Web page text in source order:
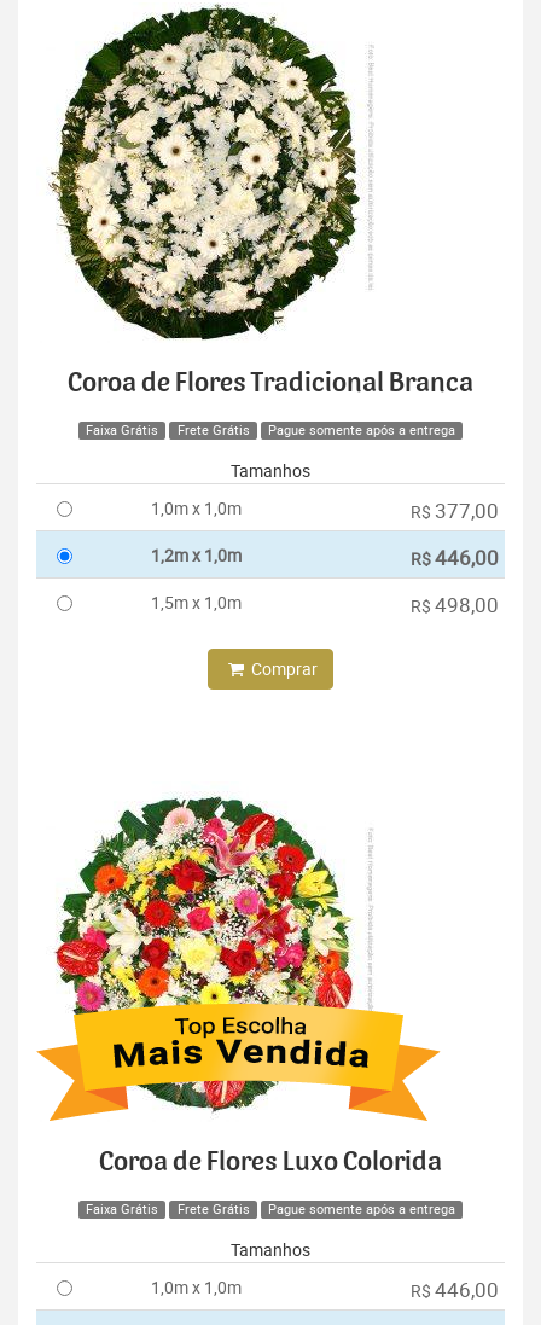
Coroa de Flores Tradicional Branca
Faixa Grátis Frete Grátis Pague somente após a entrega
Tamanhos
1,0m x 1,0m
R$ 377,00
1,2m x 1,0m R$446,00
1,5m x 1,0m R$ 498,00
Comprar
Coroa de Flores Luxo Colorida
Faixa Grátis Frete Grátis Pague somente após a entrega
Tamanhos
1,0m x 1,0m
R$ 446,00